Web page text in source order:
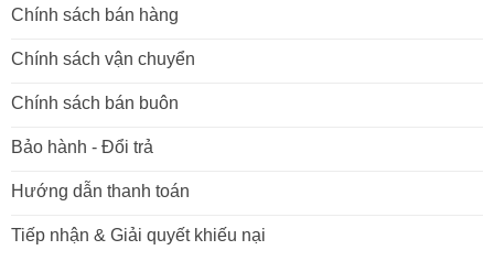
Chính sách bán hàng
Chính sách vận chuyển
Chính sách bán buôn
Bảo hành - Đổi trả
Hướng dẫn thanh toán
Tiếp nhận & Giải quyết khiếu nại